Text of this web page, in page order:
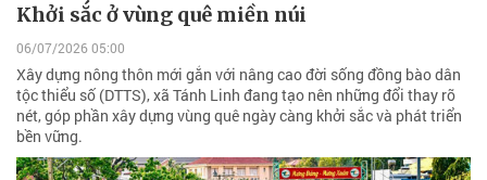
Khởi sắc ở vùng quê miền núi
06/07/2026 05:00
Xây dựng nông thôn mới gắn với nâng cao đời sống đồng bào dân
tộc thiểu số (DTTS), xã Tánh Linh đang tạo nên những đổi thay rõ
nét, góp phần xây dựng vùng quê ngày càng khởi sắc và phát triển
bền vững.